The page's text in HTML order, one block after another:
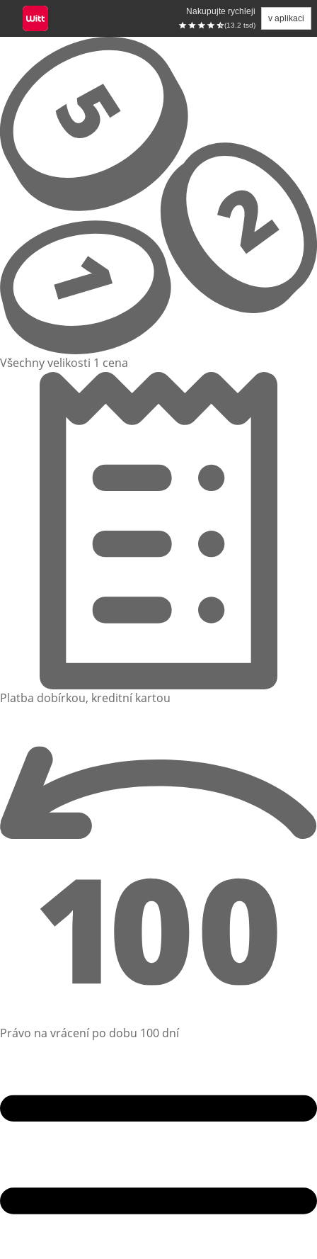
Nakupujte rychleji
(13.2 tsd)
v aplikaci
Přeskočit na hlavní obsah
Všechny velikosti 1 cena
Platba dobírkou, kreditní kartou
Právo na vrácení po dobu 100 dní